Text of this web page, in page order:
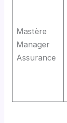
Mastère
Manager
Assurance